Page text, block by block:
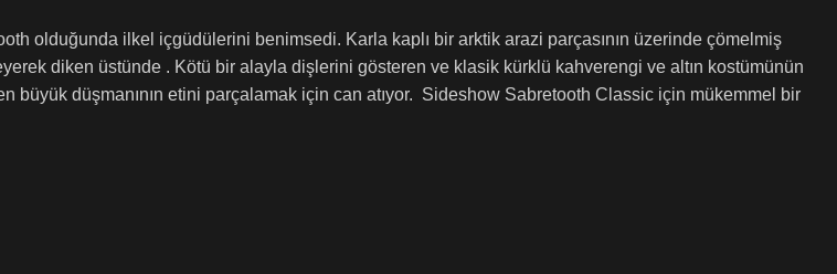
olduğunda ilkel içgüdülerini benimsedi. Karla kaplı bir arktik arazi parçasının üzerinde çömelmiş
diken üstünde . Kötü bir alayla dişlerini gösteren ve klasik kürklü kahverengi ve altın kostümünün
büyük düşmanının etini parçalamak için can atıyor. Sideshow Sabretooth Classic için mükemmel bir